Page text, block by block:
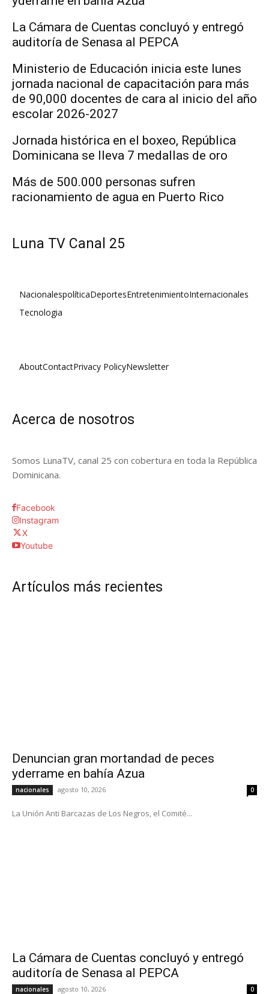
La Cámara de Cuentas concluyó y entregó
auditoría de Senasa al PEPCA
Ministerio de Educación inicia este lunes
jornada nacional de capacitación para más
de 90,000 docentes de cara al inicio del año
escolar 2026-2027
Jornada histórica en el boxeo, República
Dominicana se lleva 7 medallas de oro
Más de 500.000 personas sufren
racionamiento de agua en Puerto Rico
Luna TV Canal 25
NacionalespolíticaDeportesEntretenimientoInternacionales
Tecnologia
AboutContactPrivacy PolicyNewsletter
Acerca de nosotros
Somos LunaTV, canal 25 con cobertura en toda la República
Dominicana.
Facebook
Instagram
X
Youtube
Artículos más recientes
Denuncian gran mortandad de peces
yderrame en bahía Azua
nacionales agosto 10, 2026 0
La Unión Anti Barcazas de Los Negros, el Comité...
La Cámara de Cuentas concluyó y entregó
auditoría de Senasa al PEPCA
nacionales agosto 10, 2026 0